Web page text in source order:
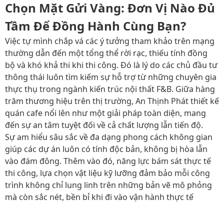
Chọn Mặt Gửi Vàng: Đơn Vị Nào Đủ
Tầm Để Đồng Hành Cùng Bạn?
Việc tự mình chắp vá các ý tưởng tham khảo trên mạng
thường dẫn đến một tổng thể rời rạc, thiếu tính đồng
bộ và khó khả thi khi thi công. Đó là lý do các chủ đầu tư
thông thái luôn tìm kiếm sự hỗ trợ từ những chuyên gia
thực thụ trong ngành kiến trúc nội thất F&B. Giữa hàng
trăm thương hiệu trên thị trường, An Thịnh Phát thiết kế
quán cafe nổi lên như một giải pháp toàn diện, mang
đến sự an tâm tuyệt đối về cả chất lượng lẫn tiến độ.
Sự am hiểu sâu sắc về đa dạng phong cách không gian
giúp các dự án luôn có tính độc bản, không bị hòa lẫn
vào đám đông. Thêm vào đó, năng lực bám sát thực tế
thi công, lựa chọn vật liệu kỹ lưỡng đảm bảo mỗi công
trình không chỉ lung linh trên những bản vẽ mô phỏng
mà còn sắc nét, bền bỉ khi đi vào vận hành thực tế